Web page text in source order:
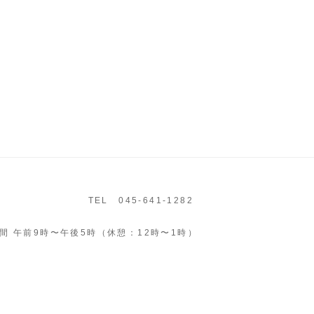
TEL 045-641-1282
午前9時〜午後5時（休憩：12時〜1時）